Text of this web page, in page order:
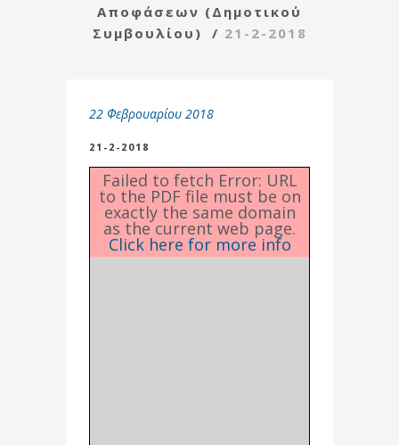
Αποφάσεων (Δημοτικού
Συμβουλίου)
/ 21-2-2018
22 Φεβρουαρίου 2018
21-2-2018
Failed to fetch Error: URL
to the PDF file must be on
exactly the same domain
as the current web page.
Click here for more info